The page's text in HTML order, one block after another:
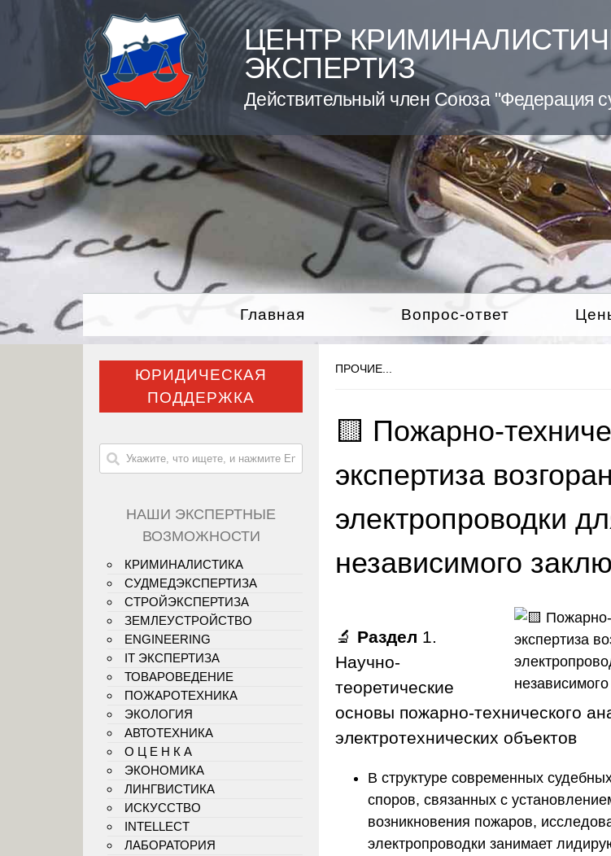
ЦЕНТР
ЭКСПЕРТИЗ
Действительный член Союза "Федерация
Главная Вопрос-ответ
ПРОЧИЕ...
🟨 Пожарно-
экспертиза
электропроводки
независимого
🔬 Раздел 1.
Научно-
теоретические
основы пожарно-технического
электротехнических объектов
В структуре современных
споров, связанных с
возникновения пожаров,
электропроводки занимает
ЮРИДИЧЕСКАЯ
ПОДДЕРЖКА
НАШИ ЭКСПЕРТНЫЕ
ВОЗМОЖНОСТИ
КРИМИНАЛИСТИКА
СУДМЕДЭКСПЕРТИЗА
СТРОЙЭКСПЕРТИЗА
ЗЕМЛЕУСТРОЙСТВО
ENGINEERING
IT ЭКСПЕРТИЗА
ТОВАРОВЕДЕНИЕ
ПОЖАРОТЕХНИКА
ЭКОЛОГИЯ
АВТОТЕХНИКА
О Ц Е Н К А
ЭКОНОМИКА
ЛИНГВИСТИКА
ИСКУССТВО
INTELLECT
ЛАБОРАТОРИЯ